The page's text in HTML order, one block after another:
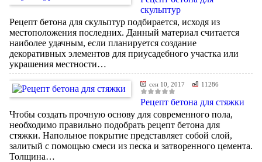
скульптур
Рецепт бетона для скульптур подбирается, исходя из
местоположения последних. Данный материал считается
наиболее удачным, если планируется создание
декоративных элементов для приусадебного участка или
украшения местности…
сен 10, 2017 11286
Рецепт бетона для стяжки
Чтобы создать прочную основу для современного пола,
необходимо правильно подобрать рецепт бетона для
стяжки. Напольное покрытие представляет собой слой,
залитый с помощью смеси из песка и затворенного цемента.
Толщина…